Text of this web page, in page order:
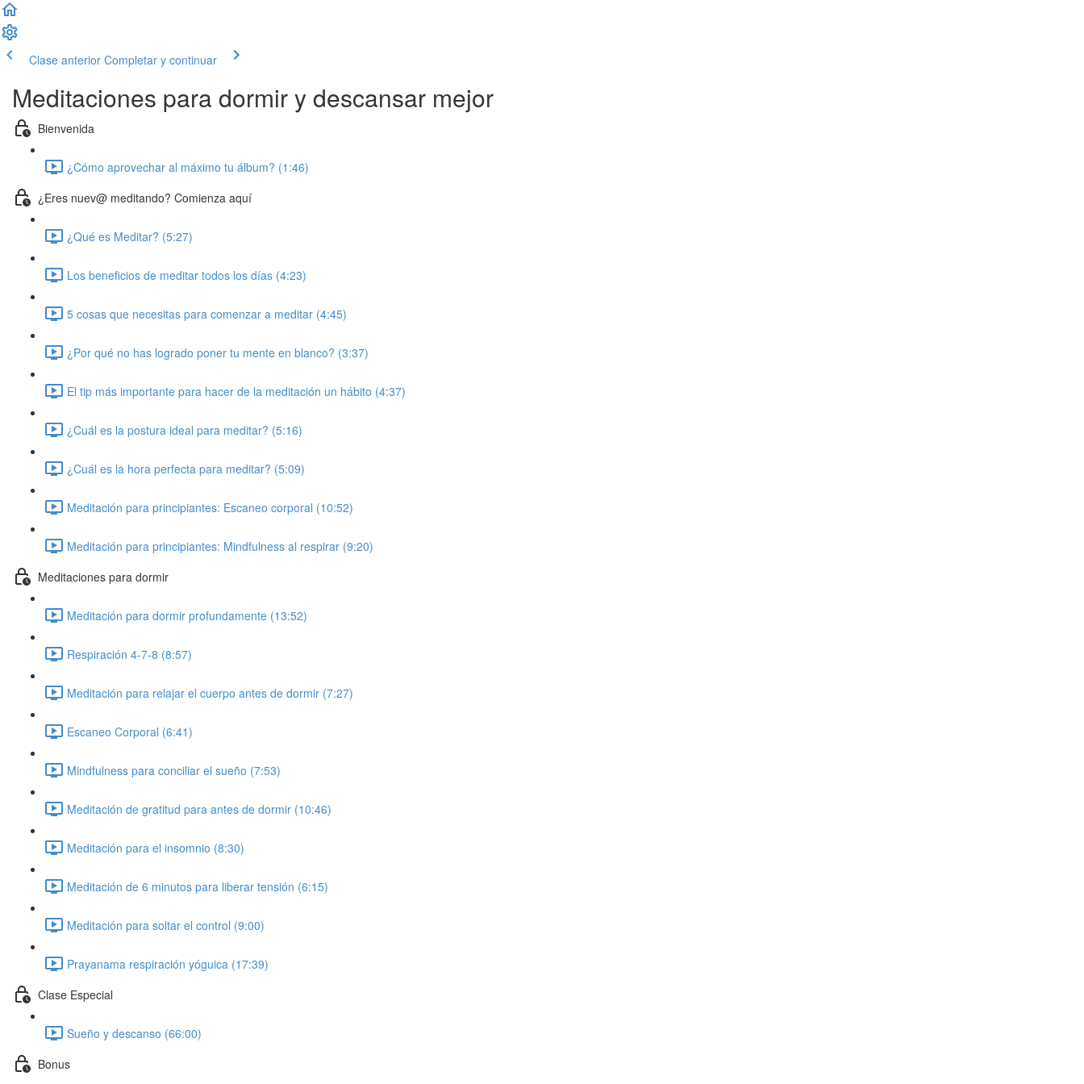
Clase anterior Completar y continuar
Meditaciones para dormir y descansar mejor
Bienvenida
¿Cómo aprovechar al máximo tu álbum? (1:46)
¿Eres nuev@ meditando? Comienza aquí
¿Qué es Meditar? (5:27)
Los beneficios de meditar todos los días (4:23)
5 cosas que necesitas para comenzar a meditar (4:45)
¿Por qué no has logrado poner tu mente en blanco? (3:37)
El tip más importante para hacer de la meditación un hábito (4:37)
¿Cuál es la postura ideal para meditar? (5:16)
¿Cuál es la hora perfecta para meditar? (5:09)
Meditación para principiantes: Escaneo corporal (10:52)
Meditación para principiantes: Mindfulness al respirar (9:20)
Meditaciones para dormir
Meditación para dormir profundamente (13:52)
Respiración 4-7-8 (8:57)
Meditación para relajar el cuerpo antes de dormir (7:27)
Escaneo Corporal (6:41)
Mindfulness para conciliar el sueño (7:53)
Meditación de gratitud para antes de dormir (10:46)
Meditación para el insomnio (8:30)
Meditación de 6 minutos para liberar tensión (6:15)
Meditación para soltar el control (9:00)
Prayanama respiración yóguica (17:39)
Clase Especial
Sueño y descanso (66:00)
Bonus